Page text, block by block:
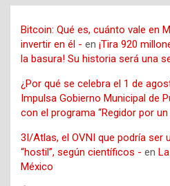
Bitcoin: Qué es, cuánto vale en
invertir en él - en ¡Tira 920
la basura! Su historia será una
¿Por qué se celebra el 1 de
Impulsa Gobierno Municipal de
con el programa “Regidor por un
3I/Atlas, el OVNI que podría ser
“hostil”, según científicos - en
México